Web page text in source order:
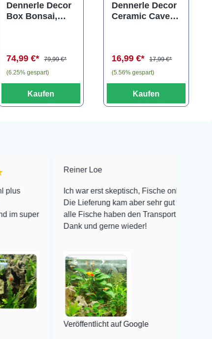
Dennerle Decor
Box Bonsai,
74,99 €*
79,99 €*
(6.25% gespart)
Kaufen
Dennerle Decor
Ceramic Cave
16,99 €*
17,99 €*
(5.56% gespart)
Kaufen
Ich war erst skeptisch, Fische online zu bestellen!
Die Lieferung kam aber sehr gut verpackt an und
alle Fische haben den Transport überlebt! Vielen
Dank und gerne wieder!
Veröffentlicht auf Google